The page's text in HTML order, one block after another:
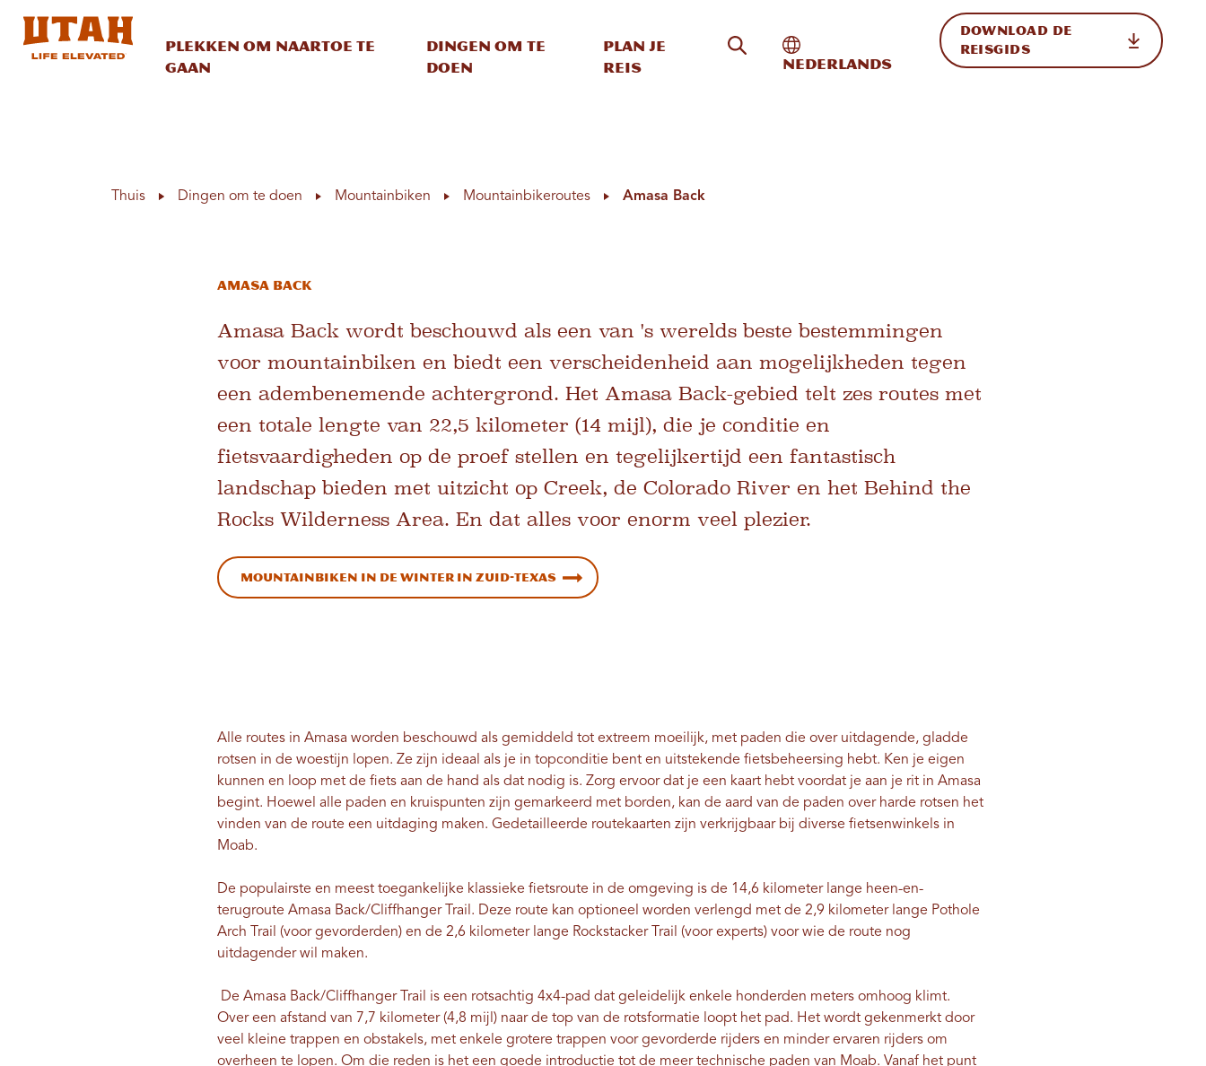
Plekken om naartoe te
gaan
Dingen om te
doen
Plan je
reis
Zoeken op de site
Internationale weergave in-/uitschakelen
Nederlands
DOWNLOAD DE
REISGIDS
Thuis Dingen om te doen Mountainbiken Mountainbikeroutes Amasa Back
Amasa Back
Amasa Back wordt beschouwd als een van 's werelds beste bestemmingen
voor mountainbiken en biedt een verscheidenheid aan mogelijkheden tegen
een adembenemende achtergrond. Het Amasa Back-gebied telt zes routes met
een totale lengte van 22,5 kilometer (14 mijl), die je conditie en
fietsvaardigheden op de proef stellen en tegelijkertijd een fantastisch
landschap bieden met uitzicht op Creek, de Colorado River en het Behind the
Rocks Wilderness Area. En dat alles voor enorm veel plezier.
Mountainbiken in de winter in Zuid-Texas
Alle routes in Amasa worden beschouwd als gemiddeld tot extreem moeilijk, met paden die over uitdagende, gladde
rotsen in de woestijn lopen. Ze zijn ideaal als je in topconditie bent en uitstekende fietsbeheersing hebt. Ken je eigen
kunnen en loop met de fiets aan de hand als dat nodig is. Zorg ervoor dat je een kaart hebt voordat je aan je rit in Amasa
begint. Hoewel alle paden en kruispunten zijn gemarkeerd met borden, kan de aard van de paden over harde rotsen het
vinden van de route een uitdaging maken. Gedetailleerde routekaarten zijn verkrijgbaar bij diverse fietsenwinkels in
Moab.
De populairste en meest toegankelijke klassieke fietsroute in de omgeving is de 14,6 kilometer lange heen-en-
terugroute Amasa Back/Cliffhanger Trail. Deze route kan optioneel worden verlengd met de 2,9 kilometer lange Pothole
Arch Trail (voor gevorderden) en de 2,6 kilometer lange Rockstacker Trail (voor experts) voor wie de route nog
uitdagender wil maken.
De Amasa Back/Cliffhanger Trail is een rotsachtig 4x4-pad dat geleidelijk enkele honderden meters omhoog klimt.
Over een afstand van 7,7 kilometer (4,8 mijl) naar de top van de rotsformatie loopt het pad. Het wordt gekenmerkt door
veel kleine trappen en obstakels, met enkele grotere trappen voor gevorderde rijders en minder ervaren rijders om
overheen te lopen. Om die reden is het een goede introductie tot de meer technische paden van Moab. Vanaf het punt